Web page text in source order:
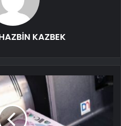
KAZBEK